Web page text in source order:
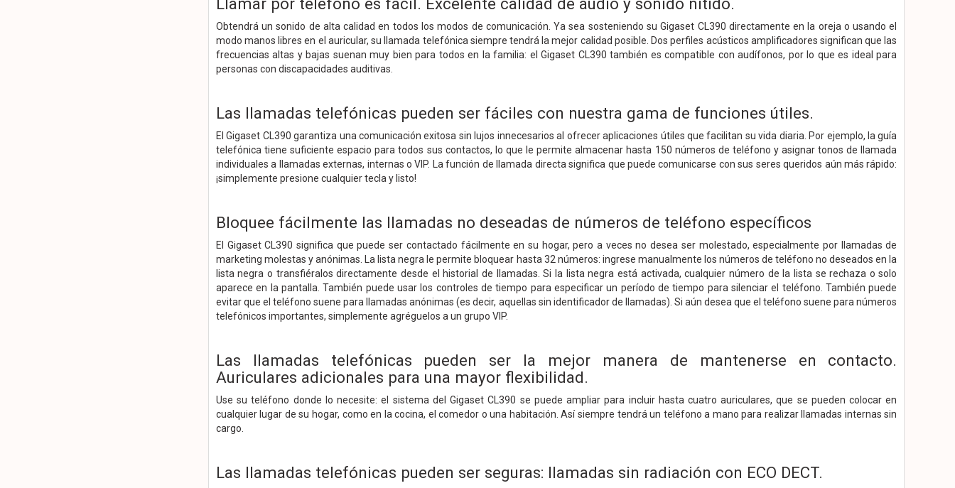
Llamar por teléfono es fácil. Excelente calidad de audio y sonido nítido.
Obtendrá un sonido de alta calidad en todos los modos de comunicación. Ya sea sosteniendo su Gigaset CL390 directamente en la oreja o usando el
modo manos libres en el auricular, su llamada telefónica siempre tendrá la mejor calidad posible. Dos perfiles acústicos amplificadores significan que las
frecuencias altas y bajas suenan muy bien para todos en la familia: el Gigaset CL390 también es compatible con audífonos, por lo que es ideal para
personas con discapacidades auditivas.
Las llamadas telefónicas pueden ser fáciles con nuestra gama de funciones útiles.
El Gigaset CL390 garantiza una comunicación exitosa sin lujos innecesarios al ofrecer aplicaciones útiles que facilitan su vida diaria. Por ejemplo, la guía
telefónica tiene suficiente espacio para todos sus contactos, lo que le permite almacenar hasta 150 números de teléfono y asignar tonos de llamada
individuales a llamadas externas, internas o VIP. La función de llamada directa significa que puede comunicarse con sus seres queridos aún más rápido:
¡simplemente presione cualquier tecla y listo!
Bloquee fácilmente las llamadas no deseadas de números de teléfono específicos
El Gigaset CL390 significa que puede ser contactado fácilmente en su hogar, pero a veces no desea ser molestado, especialmente por llamadas de
marketing molestas y anónimas. La lista negra le permite bloquear hasta 32 números: ingrese manualmente los números de teléfono no deseados en la
lista negra o transfiéralos directamente desde el historial de llamadas. Si la lista negra está activada, cualquier número de la lista se rechaza o solo
aparece en la pantalla. También puede usar los controles de tiempo para especificar un período de tiempo para silenciar el teléfono. También puede
evitar que el teléfono suene para llamadas anónimas (es decir, aquellas sin identificador de llamadas). Si aún desea que el teléfono suene para números
telefónicos importantes, simplemente agréguelos a un grupo VIP.
Las llamadas telefónicas pueden ser la mejor manera de mantenerse en contacto.
Auriculares adicionales para una mayor flexibilidad.
Use su teléfono donde lo necesite: el sistema del Gigaset CL390 se puede ampliar para incluir hasta cuatro auriculares, que se pueden colocar en
cualquier lugar de su hogar, como en la cocina, el comedor o una habitación. Así siempre tendrá un teléfono a mano para realizar llamadas internas sin
cargo.
Las llamadas telefónicas pueden ser seguras: llamadas sin radiación con ECO DECT.